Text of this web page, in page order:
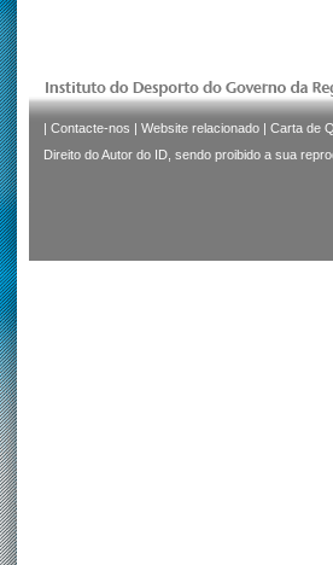
| Contacte-nos | Website relacionado | Carta de
Direito do Autor do ID, sendo proibido a sua